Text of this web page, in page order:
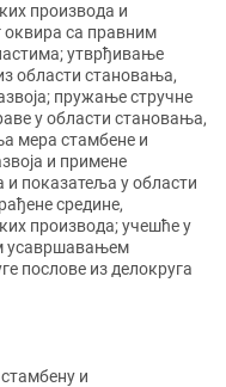
производа и
оквира са правним
утврђивање
области становања,
пружање стручне
у области становања,
мера стамбене и
и примене
показатеља у области
средине,
производа; учешће у
усавршавањем
послове из делокруга
и